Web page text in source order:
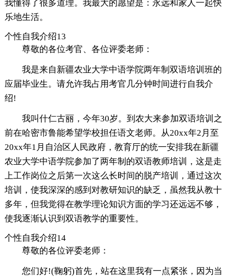
我懂得了很多道理。我最大的愿望是：永远和家人一起快
乐地生活。
个性自我介绍13
尊敬的各位考官、各位评委老师：
我是来自新疆农业大学中语学院两年制双语培训班的
应届毕业生。请允许我占用考官几分钟时间进行自我介
绍!
我叫什仁古丽，今年30岁。到农大来参加双语培训之
前在哈密市鲁能希望学校担任语文老师。从20xx年2月至
20xx年1月自治区人民政府，教育厅的统一安排我在新疆
农业大学中语学院参加了两年制的双语教师培训，这是走
上工作岗位之后第一次这么长时间的脱产培训，通过这次
培训，使我深深的感到对教研知识的缺乏，虽然我从教十
多年，但我觉得在教学理论知识方面的学习还远远不够，
使我逐渐认识到双语教学的重要性。
个性自我介绍14
尊敬的各位评委老师：
您们好!(鞠躬)首先，站在这里我有一点紧张，因为当